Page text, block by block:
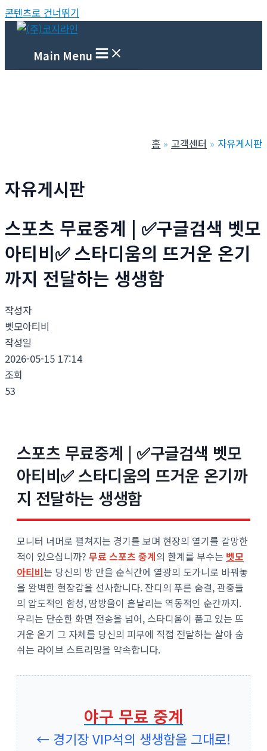
콘텐츠로 건너뛰기
Main Menu
홈 고객센터 자유게시판
자유게시판
스포츠 무료중계 | ✅구글검색 벳모
아티비✅ 스타디움의 뜨거운 온기
까지 전달하는 생생함
작성자
벳모아티비
작성일
2026-05-15 17:14
조회
53
스포츠 무료중계 | ✅구글검색 벳모
아티비✅ 스타디움의 뜨거운 온기까
지 전달하는 생생함
모니터 너머로 펼쳐지는 경기를 보며 현장의 열기를 갈망한
적이 있으십니까? 무료 스포츠 중계의 한계를 부수는 벳모
아티비는 당신의 방 안을 순식간에 열광의 도가니로 바꿔놓
을 완벽한 현장감을 선사합니다. 잔디의 푸른 숨결, 관중들
의 압도적인 함성, 땀방울이 흩날리는 역동적인 순간까지.
우리는 단순한 화면 전송을 넘어, 스타디움이 품고 있는 뜨
거운 온기 그 자체를 당신의 피부에 직접 전달하는 살아 숨
쉬는 라이브 스트리밍을 약속합니다.
야구 무료 중계
← 경기장 VIP석의 생생함을 그대로!